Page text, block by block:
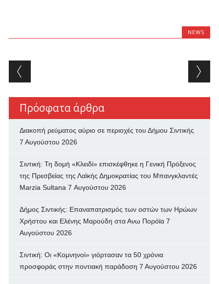
NEWS
Post navigation
Πρόσφατα άρθρα
Διακοπή ρεύματος αύριο σε περιοχές του Δήμου Σιντικής
7 Αυγούστου 2026
Σιντική: Τη δομή «Κλειδί» επισκέφθηκε η Γενική Πρόξενος
της Πρεσβείας της Λαϊκής Δημοκρατίας του Μπανγκλαντές
Marzia Sultana 7 Αυγούστου 2026
Δήμος Σιντικής: Επαναπατρισμός των oστών των Ηρώων
Χρήστου και Ελένης Μαρούδη στα Ανω Πορόϊα 7
Αυγούστου 2026
Σιντική: Οι «Κομνηνοί» γιόρτασαν τα 50 χρόνια
προσφοράς στην ποντιακή παράδοση 7 Αυγούστου 2026